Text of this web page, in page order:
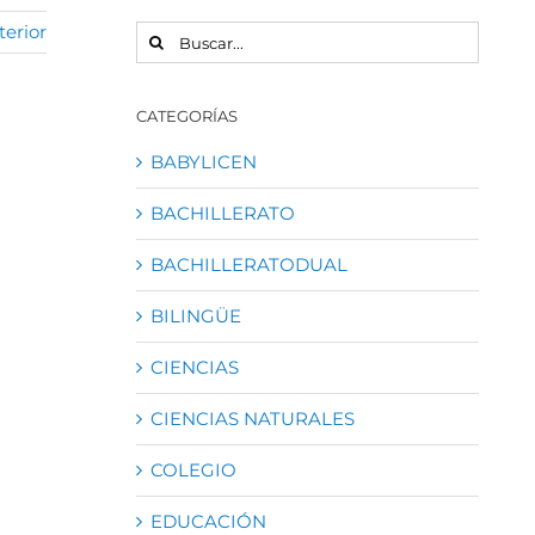
BUSCAR:
CATEGORÍAS
BABYLICEN
BACHILLERATO
BACHILLERATODUAL
BILINGÜE
CIENCIAS
CIENCIAS NATURALES
COLEGIO
EDUCACIÓN